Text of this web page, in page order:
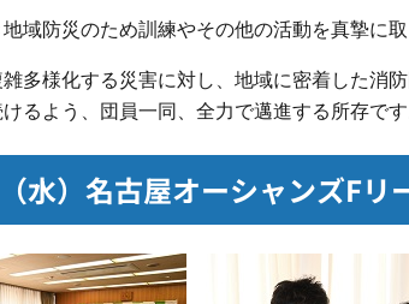
域防災のため訓練やその他の活動を真摯に
多様化する災害に対し、地域に密着した消
るよう、団員一同、全力で邁進する所存です
水）名古屋オーシャンズFリ